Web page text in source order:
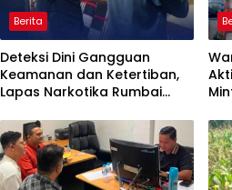
Berita
Deteksi Dini Gangguan
Keamanan dan Ketertiban,
Lapas Narkotika Rumbai